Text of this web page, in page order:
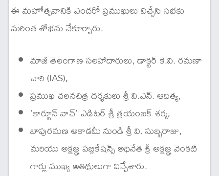
ఈ మహోత్సవానికి ఎందరో ప్రముఖులు విచ్చేసి సభకు
మరింత శోభను చేకూర్చారు.
మాజీ తెలంగాణ సలహాదారులు, డాక్టర్ కె.వి. రమణా
చారి (IAS),
ప్రముఖ చలనచిత్ర దర్శకులు శ్రీ వి.ఎన్. ఆదిత్య,
'కార్టూన్ వాచ్' ఎడిటర్ శ్రీ త్రయంబక్ శర్మ,
బాపురమణ అకాడమీ నుండి శ్రీ వి. సుబ్బరాజు,
మరియు అక్షజ్ఞ పబ్లికేషన్స్ అధినేత శ్రీ అక్షజ్ఞ వెంకట్
గార్లు ముఖ్య అతిథులుగా విచ్చేశారు.